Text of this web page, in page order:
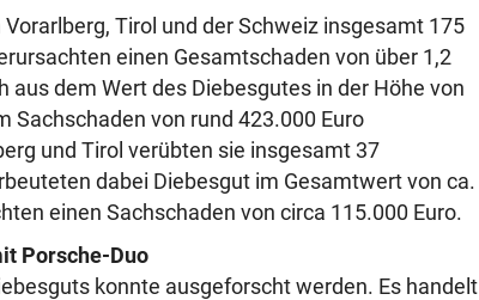
Tirol und der Schweiz insgesamt 175
einen Gesamtschaden von über 1,2
aus dem Wert des Diebesgutes in der Höhe von
Sachschaden von rund 423.000 Euro
und Tirol verübten sie insgesamt 37
dabei Diebesgut im Gesamtwert von ca.
einen Sachschaden von circa 115.000 Euro.
Porsche-Duo
konnte ausgeforscht werden. Es handelt